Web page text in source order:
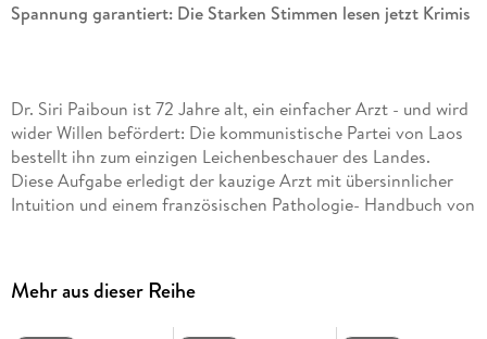
Spannung garantiert: Die Starken Stimmen lesen jetzt Krimis
Dr. Siri Paiboun ist 72 Jahre alt, ein einfacher Arzt - und wird
wider Willen befördert: Die kommunistische Partei von Laos
bestellt ihn zum einzigen Leichenbeschauer des Landes.
Diese Aufgabe erledigt der kauzige Arzt mit übersinnlicher
Intuition und einem französischen Pathologie- Handbuch von
hohen Parteikaders.
Mehr aus dieser Reihe